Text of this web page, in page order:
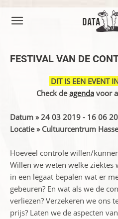
FESTIVAL VAN DE
DIT IS EEN EVENT
Check deagendavoor
Datum » 24 03 2019 - 16 06
Locatie » Cultuurcentrum
Hoeveel controle willen/
Willen we weten welke ziektes
in een legaat bepalen wat er
gebeuren? En wat als we de
verliezen? Verzekeren we ons
prijs? Laten we de aspecten